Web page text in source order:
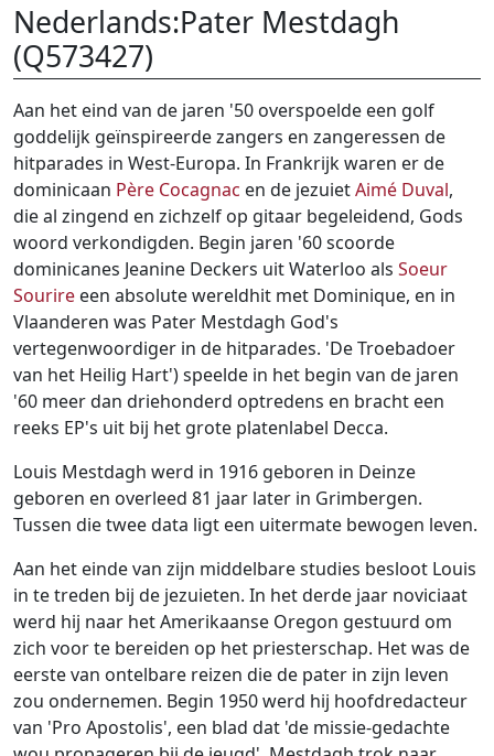
Nederlands:Pater Mestdagh
(Q573427)
Ga naar: navigatie,zoeken
Aan het eind van de jaren '50 overspoelde een golf
goddelijk geïnspireerde zangers en zangeressen de
hitparades in West-Europa. In Frankrijk waren er de
dominicaan Père Cocagnac en de jezuietAimé Duval,
die al zingend en zichzelf op gitaar begeleidend, Gods
woord verkondigden. Begin jaren '60 scoorde
dominicanes Jeanine Deckers uit Waterloo als Soeur
Sourire een absolute wereldhit met Dominique, en in
Vlaanderen was Pater Mestdagh God's
vertegenwoordiger in de hitparades. 'De Troebadoer
van het Heilig Hart') speelde in het begin van de jaren
'60 meer dan driehonderd optredens en bracht een
reeks EP's uit bij het grote platenlabel Decca.
Louis Mestdagh werd in 1916 geboren in Deinze
geboren en overleed 81 jaar later in Grimbergen.
Tussen die twee data ligt een uitermate bewogen leven.
Aan het einde van zijn middelbare studies besloot Louis
in te treden bij de jezuieten. In het derde jaar noviciaat
werd hij naar het Amerikaanse Oregon gestuurd om
zich voor te bereiden op het priesterschap. Het was de
eerste van ontelbare reizen die de pater in zijn leven
zou ondernemen. Begin 1950 werd hij hoofdredacteur
van 'Pro Apostolis', een blad dat 'de missie-gedachte